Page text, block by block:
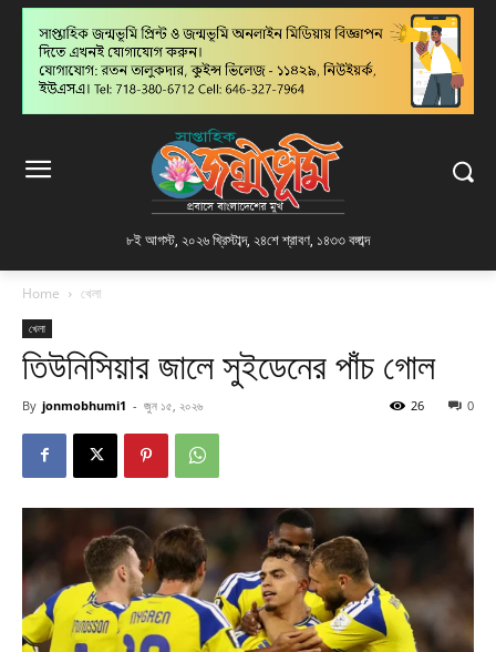
৮ই আগস্ট, ২০২৬ খ্রিস্টাব্দ, ২৪শে শ্রাবণ, ১৪৩৩ বঙ্গাব্দ
Home খেলা
খেলা
তিউনিসিয়ার জালে সুইডেনের পাঁচ গোল
By jonmobhumi1 - জুন ১৫, ২০২৬ 0
26